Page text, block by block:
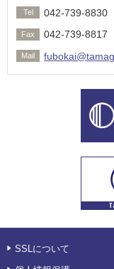
Tel 042-739-8830
Fax 042-739-8817
Mail
SSLについて